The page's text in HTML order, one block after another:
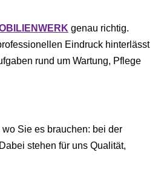
genau richtig.
Eindruck hinterlässt
rund um Wartung, Pflege
Sie es brauchen: bei der
stehen für uns Qualität,